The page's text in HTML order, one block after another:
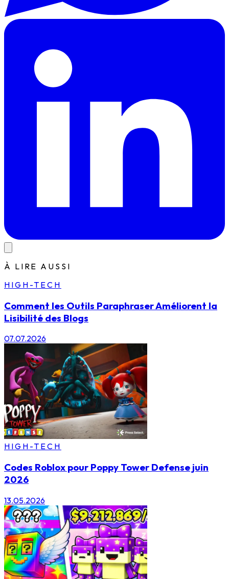
À LIRE AUSSI
HIGH-TECH
Comment les Outils Paraphraser Améliorent la
Lisibilité des Blogs
07.07.2026
HIGH-TECH
Codes Roblox pour Poppy Tower Defense juin
2026
13.05.2026